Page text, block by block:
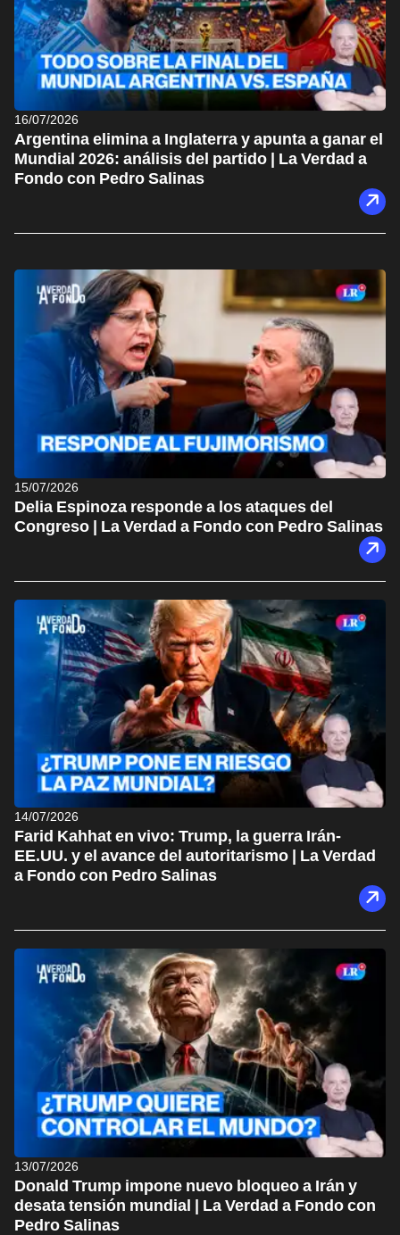
16/07/2026
Argentina elimina a Inglaterra y apunta a ganar el
Mundial 2026: análisis del partido | La Verdad a
Fondo con Pedro Salinas
15/07/2026
Delia Espinoza responde a los ataques del
Congreso | La Verdad a Fondo con Pedro Salinas
14/07/2026
Farid Kahhat en vivo: Trump, la guerra Irán-
EE.UU. y el avance del autoritarismo | La Verdad
a Fondo con Pedro Salinas
13/07/2026
Donald Trump impone nuevo bloqueo a Irán y
desata tensión mundial | La Verdad a Fondo con
Pedro Salinas